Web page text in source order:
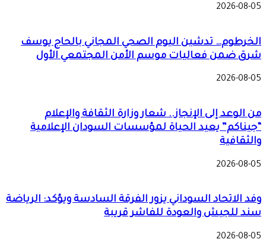
2026-08-05
الخرطوم… تدشين اليوم الصحي المجاني بالحاج يوسف
شرق ضمن فعاليات موسم الأمن المجتمعي الأول
2026-08-05
من الوعد إلى الإنجاز.. شعار وزارة الثقافة والإعلام
“جيناكم” يعيد الحياة لمؤسسات السودان الإعلامية
والثقافية
2026-08-05
وفد الاتحاد السوداني يزور الفرقة السادسة ويؤكد: الرياضة
سند للجيش والعودة للفاشر قريبة